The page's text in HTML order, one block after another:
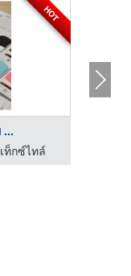
HOT
...
ท็กซ์ไทล์